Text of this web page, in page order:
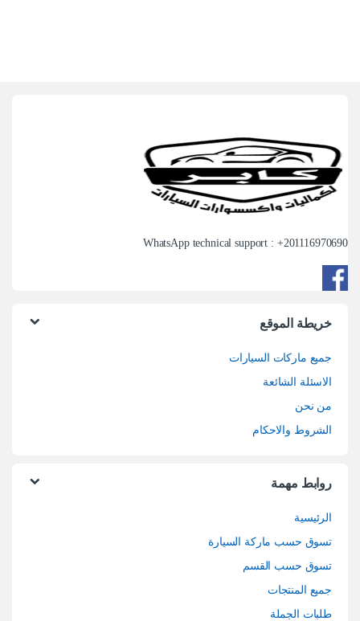
WhatsApp technical support : +201116970690
خريطة الموقع
جميع ماركات السيارات
الاسئلة الشائعة
من نحن
الشروط والاحكام
روابط مهمة
الرئيسية
تسوق حسب ماركة السيارة
تسوق حسب القسم
جميع المنتجات
طلبات الجملة